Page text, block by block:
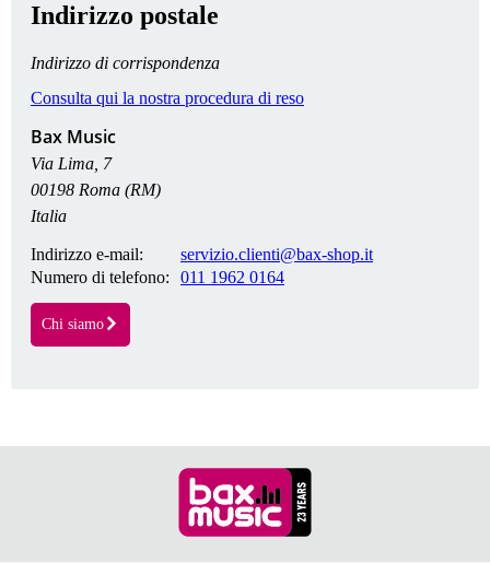
Indirizzo postale
Indirizzo di corrispondenza
Consulta qui la nostra procedura di reso
Bax Music
Via Lima, 7
00198 Roma (RM)
Italia
Indirizzo e-mail:
servizio.clienti@bax-shop.it
Numero di telefono:
011 1962 0164
Chi siamo